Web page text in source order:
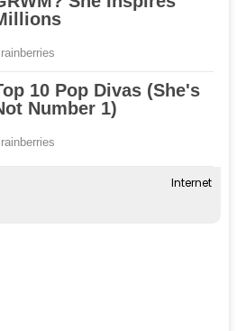
Internet